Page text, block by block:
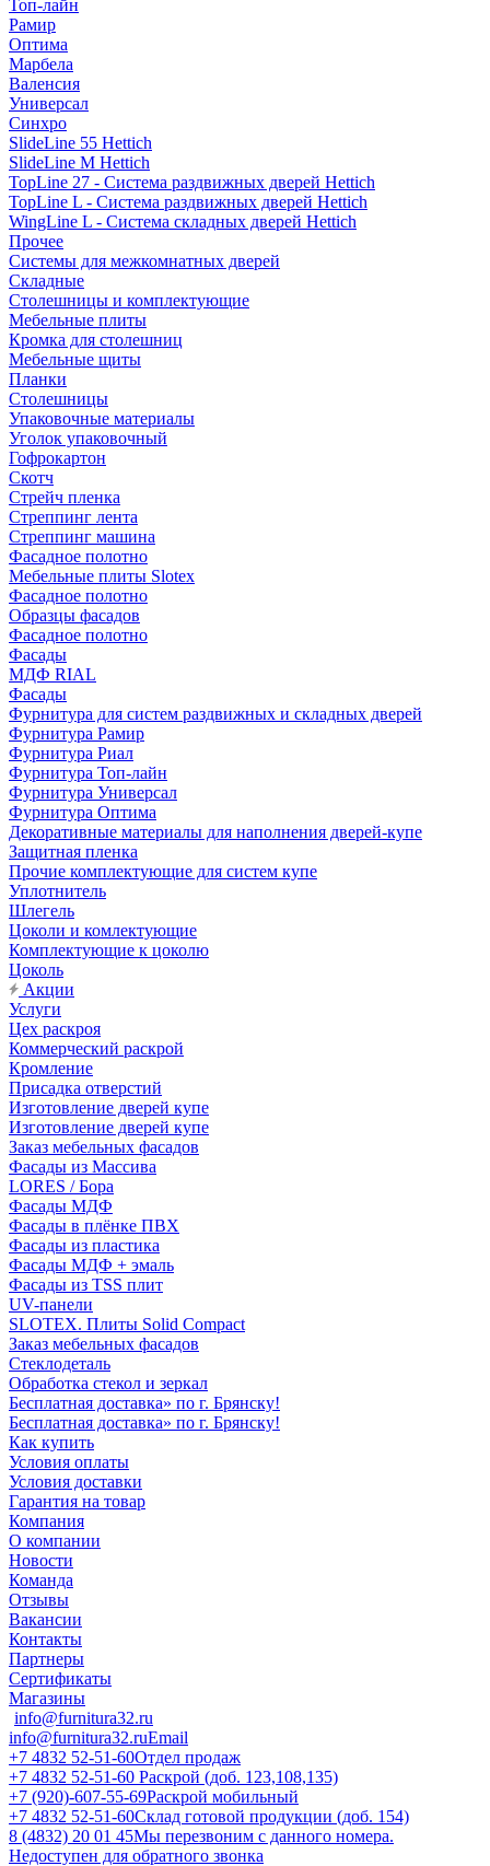
Топ-лайн
Рамир
Оптима
Марбела
Валенсия
Универсал
Синхро
SlideLine 55 Hettich
SlideLine M Hettich
TopLine 27 - Система раздвижных дверей Hettich
TopLine L - Система раздвижных дверей Hettich
WingLine L - Система складных дверей Hettich
Прочее
Системы для межкомнатных дверей
Складные
Столешницы и комплектующие
Мебельные плиты
Кромка для столешниц
Мебельные щиты
Планки
Столешницы
Упаковочные материалы
Уголок упаковочный
Гофрокартон
Скотч
Стрейч пленка
Стреппинг лента
Стреппинг машина
Фасадное полотно
Мебельные плиты Slotex
Фасадное полотно
Образцы фасадов
Фасадное полотно
Фасады
МДФ RIAL
Фасады
Фурнитура для систем раздвижных и складных дверей
Фурнитура Рамир
Фурнитура Риал
Фурнитура Топ-лайн
Фурнитура Универсал
Фурнитура Оптима
Декоративные материалы для наполнения дверей-купе
Защитная пленка
Прочие комплектующие для систем купе
Уплотнитель
Шлегель
Цоколи и комлектующие
Комплектующие к цоколю
Цоколь
Акции
Услуги
Цех раскроя
Коммерческий раскрой
Кромление
Присадка отверстий
Изготовление дверей купе
Изготовление дверей купе
Заказ мебельных фасадов
Фасады из Массива
LORES / Бора
Фасады МДФ
Фасады в плёнке ПВХ
Фасады из пластика
Фасады МДФ + эмаль
Фасады из TSS плит
UV-панели
SLOTEX. Плиты Solid Compact
Заказ мебельных фасадов
Стеклодеталь
Обработка стекол и зеркал
Бесплатная доставка» по г. Брянску!
Бесплатная доставка» по г. Брянску!
Как купить
Условия оплаты
Условия доставки
Гарантия на товар
Компания
О компании
Новости
Команда
Отзывы
Вакансии
Контакты
Партнеры
Сертификаты
Магазины
info@furnitura32.ru
info@furnitura32.ruEmail
+7 4832 52-51-60Отдел продаж
+7 4832 52-51-60 Раскрой (доб. 123,108,135)
+7 (920)-607-55-69Раскрой мобильный
+7 4832 52-51-60Склад готовой продукции (доб. 154)
8 (4832) 20 01 45Мы перезвоним с данного номера.
Недоступен для обратного звонка